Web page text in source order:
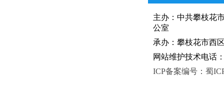
主办：中共攀枝
公室
承办：攀枝花市西
网站维护技术电话
ICP备案编号：蜀